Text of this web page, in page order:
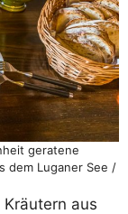
geratene
dem Luganer See /
aus